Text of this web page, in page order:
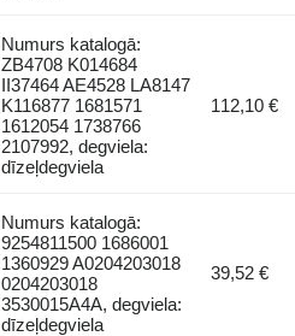
Numurs katalogā:
ZB4708 K014684
II37464 AE4528 LA8147
K116877 1681571
1612054 1738766
2107992, degviela:
dīzeļdegviela
112,10 €
Numurs katalogā:
9254811500 1686001
1360929 A0204203018
0204203018
3530015A4A, degviela:
dīzeļdegviela
39,52 €